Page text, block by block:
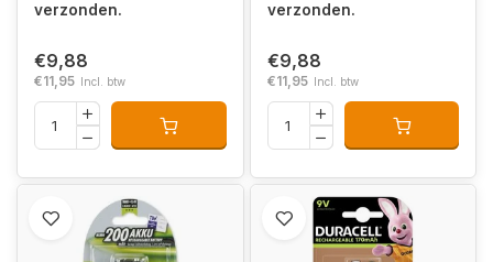
verzonden.
€9,88
€11,95 Incl. btw
verzonden.
€9,88
€11,95 Incl. btw